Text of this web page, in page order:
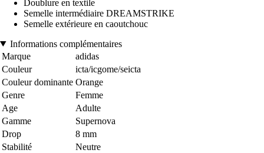
Doublure en textile
Semelle intermédiaire DREAMSTRIKE
Semelle extérieure en caoutchouc
Informations complémentaires
Marque
adidas
Couleur
icta/icgome/seicta
Couleur dominante Orange
Genre
Femme
Age
Adulte
Gamme
Supernova
Drop
8 mm
Stabilité
Neutre